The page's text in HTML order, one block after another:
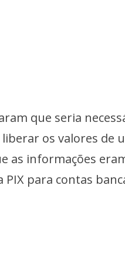
que seria
os valores de
as informações
para contas